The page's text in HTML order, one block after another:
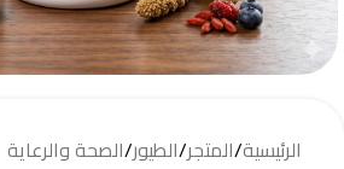
الرئيسية/المتجر/الطيور/الصحة والرعاية